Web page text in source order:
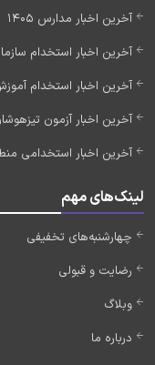
آخرین اخبار مدارس 1405
آخرین اخبار استخدام سازمان
آخرین اخبار استخدام آموزش و
آخرین اخبار آزمون
آخرین اخبار استخدامی
لینک‌های مهم
چهارشنبه‌های تخفیفی
رضایت و قبولی
وبلاگ
درباره ما